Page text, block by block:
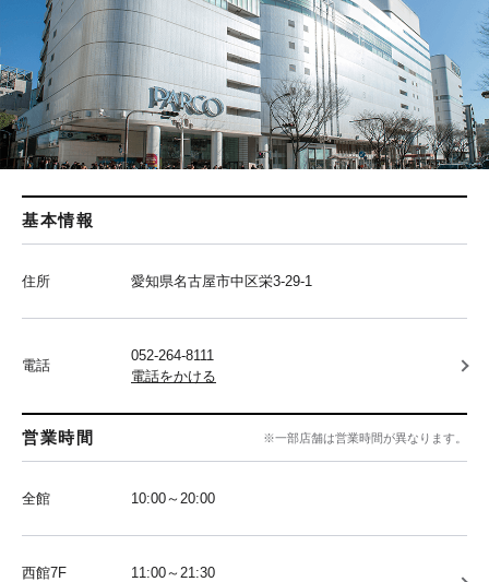
基本情報
住所 愛知県名古屋市中区栄3-29-1
電話
052-264-8111
電話をかける
営業時間 ※一部店舗は営業時間が異なります。
全館 10:00～20:00
西館7F
11:00～21:30